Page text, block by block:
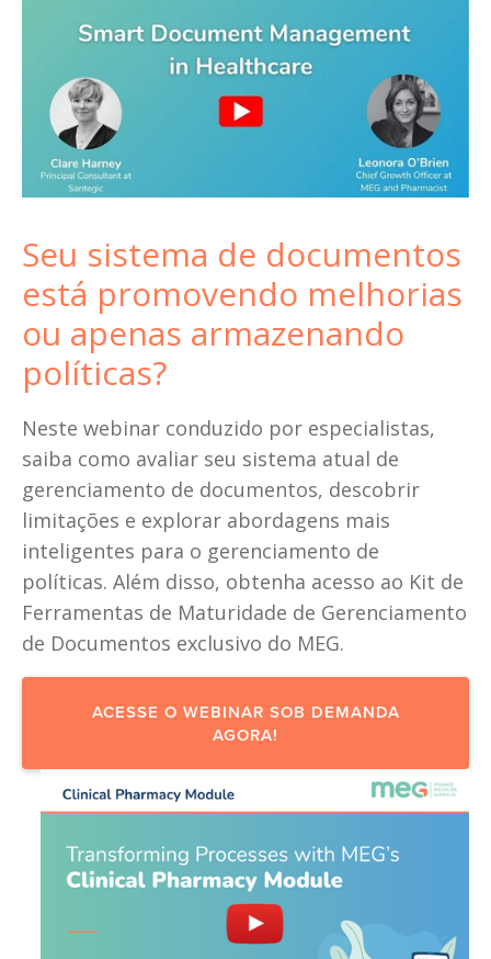
Seu sistema de documentos
está promovendo melhorias
ou apenas armazenando
políticas?
Neste webinar conduzido por especialistas,
saiba como avaliar seu sistema atual de
gerenciamento de documentos, descobrir
limitações e explorar abordagens mais
inteligentes para o gerenciamento de
políticas. Além disso, obtenha acesso ao Kit de
Ferramentas de Maturidade de Gerenciamento
de Documentos exclusivo do MEG.
ACESSE O WEBINAR SOB DEMANDA
AGORA!